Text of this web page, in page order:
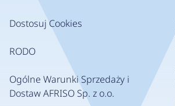
Dostosuj Cookies
RODO
Ogólne Warunki Sprzedaży i
Dostaw AFRISO Sp. z o.o.